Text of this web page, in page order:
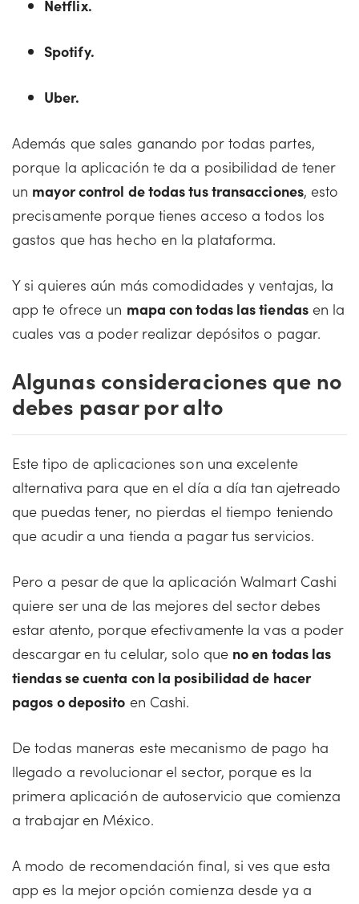
Netflix.
Spotify.
Uber.
Además que sales ganando por todas partes,
porque la aplicación te da a posibilidad de tener
un mayor control de todas tus transacciones, esto
precisamente porque tienes acceso a todos los
gastos que has hecho en la plataforma.
Y si quieres aún más comodidades y ventajas, la
app te ofrece un mapa con todas las tiendasen la
cuales vas a poder realizar depósitos o pagar.
Algunas consideraciones que no
debes pasar por alto
Este tipo de aplicaciones son una excelente
alternativa para que en el día a día tan ajetreado
que puedas tener, no pierdas el tiempo teniendo
que acudir a una tienda a pagar tus servicios.
Pero a pesar de que la aplicación Walmart Cashi
quiere ser una de las mejores del sector debes
estar atento, porque efectivamente la vas a poder
descargar en tu celular, solo que no en todas las
tiendas se cuenta con la posibilidad de hacer
pagos o deposito en Cashi.
De todas maneras este mecanismo de pago ha
llegado a revolucionar el sector, porque es la
primera aplicación de autoservicio que comienza
a trabajar en México.
A modo de recomendación final, si ves que esta
app es la mejor opción comienza desde ya a